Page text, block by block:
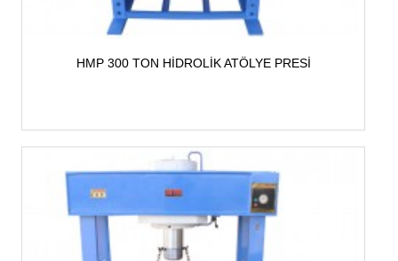
HMP 300 TON HİDROLİK ATÖLYE PRESİ